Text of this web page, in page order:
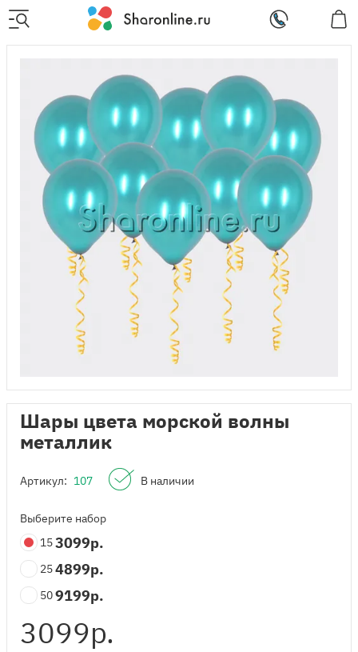
Шары цвета морской волны
металлик
Артикул: 107 В наличии
Выберите набор
153099р.
254899р.
509199р.
3099р.